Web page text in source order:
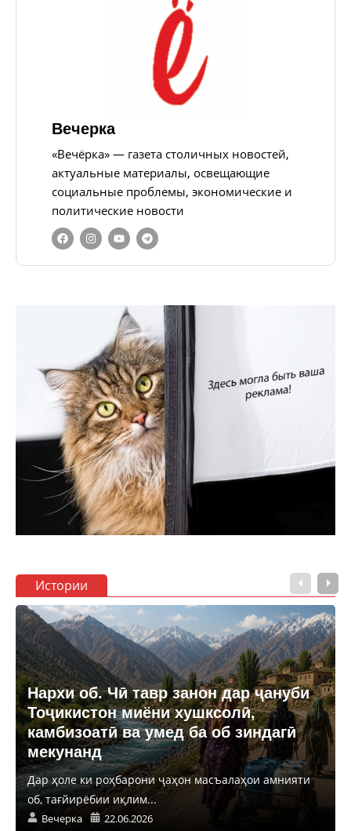
Вечерка
«Вечёрка» — газета столичных новостей,
актуальные материалы, освещающие
социальные проблемы, экономические и
политические новости
Истории
Нархи об. Чӣ тавр занон дар ҷануби
Тоҷикистон миёни хушксолӣ,
камбизоатӣ ва умед ба об зиндагӣ
мекунанд
Дар ҳоле ки роҳбарони ҷаҳон масъалаҳои амнияти
об, тағйирёбии иқлим...
Вечерка 22.06.2026